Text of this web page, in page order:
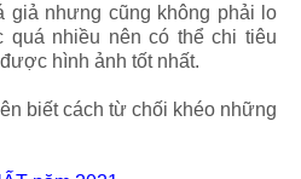
giả nhưng cũng không phải lo
quá nhiều nên có thể chi tiêu
hình ảnh tốt nhất.
biết cách từ chối khéo những